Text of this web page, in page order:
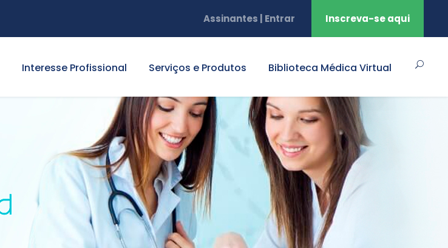
Assinantes | Entrar Inscreva-se aqui
Interesse Profissional Serviços e Produtos Biblioteca Médica Virtual